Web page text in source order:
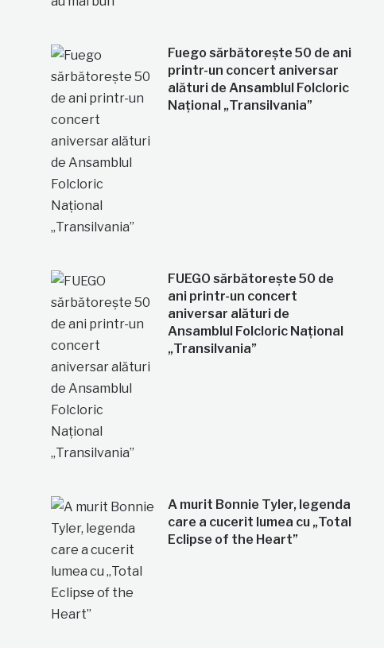
Fuego sărbătorește 50 de ani
printr-un concert aniversar
alături de Ansamblul Folcloric
Național „Transilvania”
FUEGO sărbătorește 50 de
ani printr-un concert
aniversar alături de
Ansamblul Folcloric Național
„Transilvania”
A murit Bonnie Tyler, legenda
care a cucerit lumea cu „Total
Eclipse of the Heart”